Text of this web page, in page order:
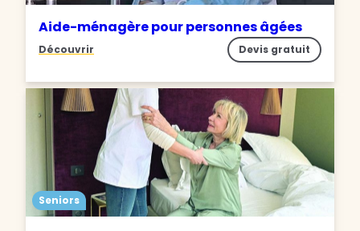
Aide-ménagère pour personnes âgées
Découvrir Devis gratuit
Seniors